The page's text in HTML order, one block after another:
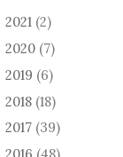
2021 (2)
2020 (7)
2019 (6)
2018 (18)
2017 (39)